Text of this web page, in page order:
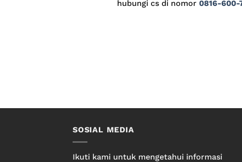
hubungi cs di nomor 0816-600-
SOSIAL MEDIA
Ikuti kami untuk mengetahui informasi